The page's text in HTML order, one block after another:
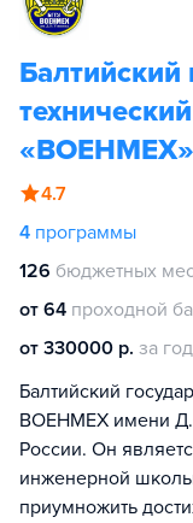
Балтийский
«ВОЕНМЕХ»
4.7
4 программы
126 бюджетных
от 64 проходной
от 330000 р. за год
Балтийский
ВОЕНМЕХ имени
России. Он
инженерной
приумножить